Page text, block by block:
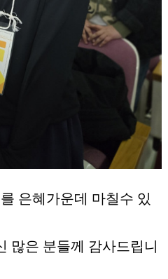
은혜가운데 마칠수 있
많은 분들께 감사드립니